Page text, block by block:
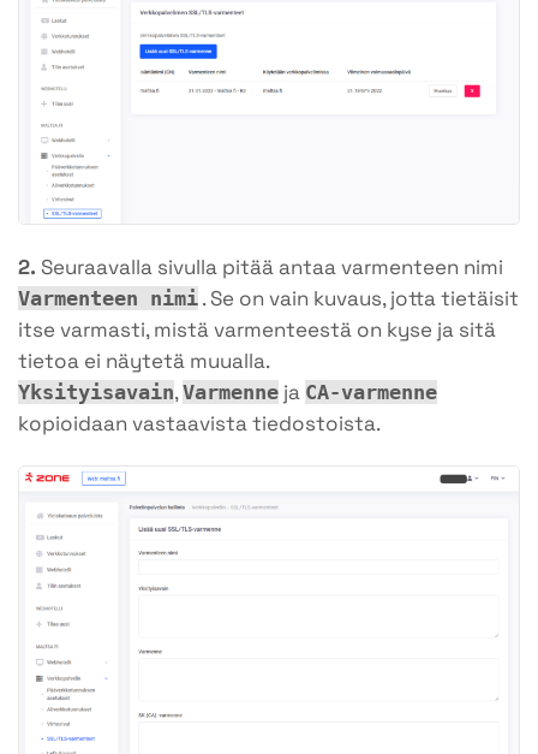
2. Seuraavalla sivulla pitää antaa varmenteen nimi
Varmenteen nimi . Se on vain kuvaus, jotta tietäisit
itse varmasti, mistä varmenteestä on kyse ja sitä
tietoa ei näytetä muualla.
Yksityisavain,Varmenne ja CA-varmenne
kopioidaan vastaavista tiedostoista.